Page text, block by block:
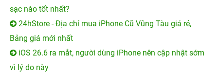
sạc nào tốt nhất?
24hStore - Địa chỉ mua iPhone Cũ Vũng Tàu giá rẻ,
Bảng giá mới nhất
iOS 26.6 ra mắt, người dùng iPhone nên cập nhật sớm
vì lý do này